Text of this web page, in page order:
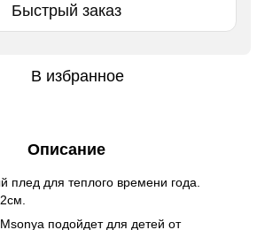
Быстрый заказ
В избранное
Описание
плед для теплого времени года.
подойдет для детей от